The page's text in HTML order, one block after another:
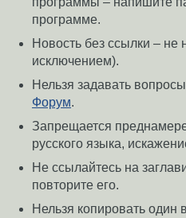
программе.
Новость без ссылки – не
исключением).
Нельзя задавать
Форум.
Запрещается
русского языка,
Не ссылайтесь на
повторите его.
Нельзя копировать один